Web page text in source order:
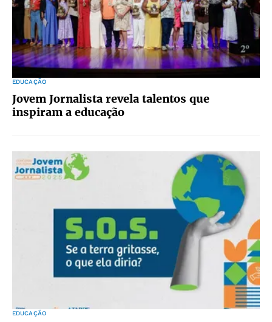
EDUCAÇÃO
Jovem Jornalista revela talentos que
inspiram a educação
EDUCAÇÃO